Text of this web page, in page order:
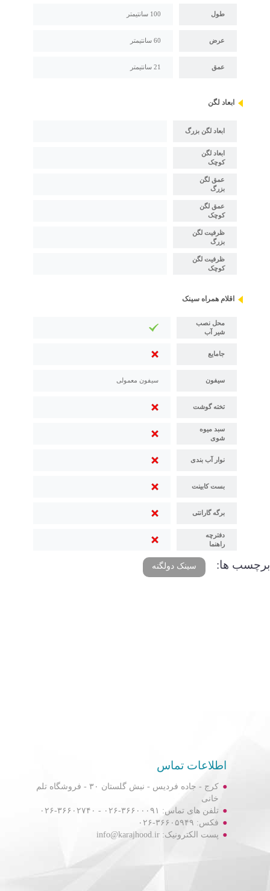
طول 100 سانتیمتر
عرض 60 سانتیمتر
عمق 21 سانتیمتر
ابعاد لگن
ابعاد لگن بزرگ
ابعاد لگن
کوچک
عمق لگن
بزرگ
عمق لگن
کوچک
ظرفیت لگن
بزرگ
ظرفیت لگن
کوچک
اقلام همراه سینک
محل نصب
شیر آب
جامایع
سیفون سیفون معمولی
تخته گوشت
سبد میوه
شوی
نوار آب بندی
بست کابینت
برگه گارانتی
دفترچه
راهنما
برچسب ها: سینک دولگنه
اطلاعات تماس
کرج - جاده فردیس - نبش گلستان ۳۰ - فروشگاه تلم
خانی
تلفن های تماس: ۳۶۶۰۰۰۹۱-۰۲۶ - ۳۶۶۰۲۷۴۰-۰۲۶
فکس: ۳۶۶۰۵۹۴۹-۰۲۶
پست الکترونیک: info@karajhood.ir